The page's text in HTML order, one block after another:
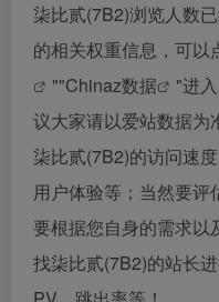
柒比贰(7B2)浏览人数
的相关权重信息，可以
""Chinaz数据
"进
议大家请以爱站数据为
柒比贰(7B2)的访问速
用户体验等；当然要评
要根据您自身的需求以
找柒比贰(7B2)的站长